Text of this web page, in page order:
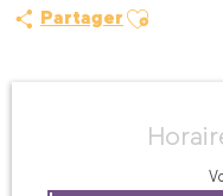
Partager Ajouter aux